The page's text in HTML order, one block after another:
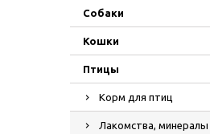
Собаки
Кошки
Птицы
Корм для птиц
Лакомства, минералы